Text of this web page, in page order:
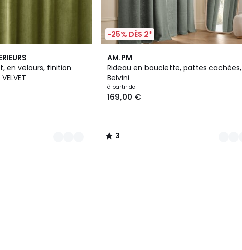
en velours, finition
-25% DÈS 2*
AM.PM
Rideau en bouclette, pattes cachées,
Belvini
à partir de
169,00 €
3
/
5
4
Couleurs
3
/